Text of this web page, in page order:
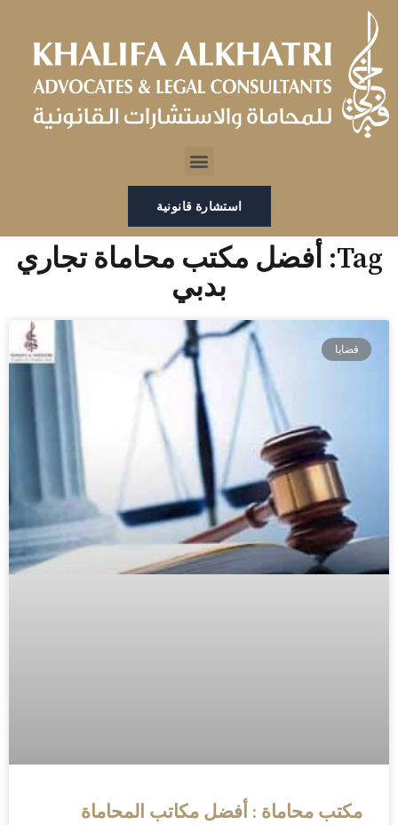
تخطي
المحتوى
Menu
استشارة قانونية
Tag: أفضل مكتب محاماة تجاري
بدبي
قضايا
مكتب محاماة : أفضل مكاتب المحاماة